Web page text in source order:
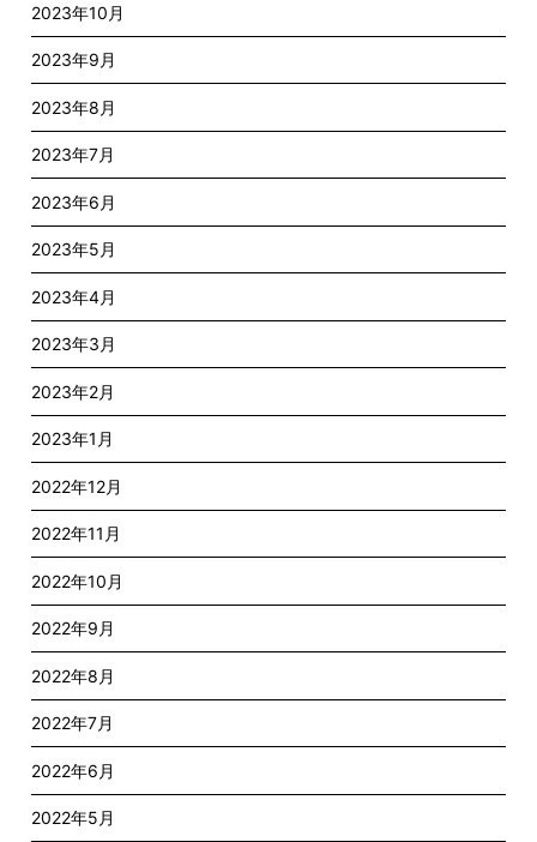
2023年10月
2023年9月
2023年8月
2023年7月
2023年6月
2023年5月
2023年4月
2023年3月
2023年2月
2023年1月
2022年12月
2022年11月
2022年10月
2022年9月
2022年8月
2022年7月
2022年6月
2022年5月